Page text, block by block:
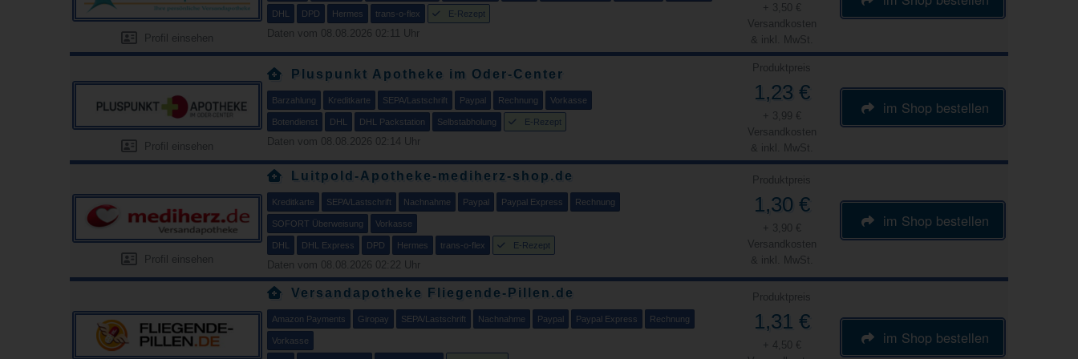
Profil einsehen
DHL DPD Hermes trans-o-flex E-Rezept
Daten vom 08.08.2026 02:11 Uhr
+ 3,50 €
Versandkosten
& inkl. MwSt.
Profil einsehen
Pluspunkt Apotheke im Oder-Center
Barzahlung Kreditkarte SEPA/Lastschrift Paypal Rechnung Vorkasse
Botendienst DHL DHL Packstation Selbstabholung E-Rezept
Daten vom 08.08.2026 02:14 Uhr
Produktpreis
1,23 €
+ 3,99 €
Versandkosten
& inkl. MwSt.
im Shop bestellen
Profil einsehen
Luitpold-Apotheke-mediherz-shop.de
Kreditkarte SEPA/Lastschrift Nachnahme Paypal Paypal Express Rechnung
SOFORT Überweisung Vorkasse
DHL DHL Express DPD Hermes trans-o-flex E-Rezept
Daten vom 08.08.2026 02:22 Uhr
Produktpreis
1,30 €
+ 3,90 €
Versandkosten
& inkl. MwSt.
im Shop bestellen
Versandapotheke Fliegende-Pillen.de
Amazon Payments Giropay SEPA/Lastschrift Nachnahme Paypal Paypal Express Rechnung
Vorkasse
Produktpreis
1,31 €
+ 4,50 €
im Shop bestellen